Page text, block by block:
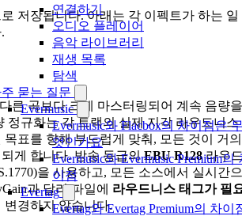
연결하기
오디오 플레이어
음악 라이브러리
재생 목록
탐색
묻는 질문
Evermusic
Evermusic와 Flacbox의 차이점은
엇인가요
Evermusic와 Evermusic Premium의
이점
Evertag
Evertag와 Evertag Premium의 차이
저장됩니다. 아래는 각 이펙트가 하는 일
른 곡보다 크게 마스터링되어 계속 음량을
정규화는 각 트랙의 실제 지각 라우드니스
표를 향해 부드럽게 맞춰, 모든 것이 거의
게 합니다. 방송 등급의EBU R128라우
을 사용하고, 모든 소스에서 실시간으
과 달리 파일에 라우드니스 태그가 필
변경하지 않습니다.